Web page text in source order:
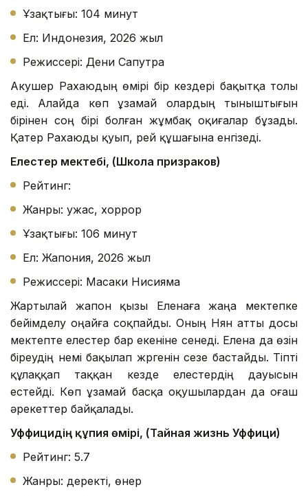
Ұзақтығы: 104 минут
Ел: Индонезия, 2026 жыл
Режиссері: Дени Сапутра
Акушер Рахаюдың өмірі бір кездері бақытқа толы
еді. Алайда көп ұзамай олардың тыныштығын
бірінен соң бірі болған жұмбақ оқиғалар бұзады.
Қатер Рахаюды қуып, үрей құшағына енгізеді.
Елестер мектебі, (Школа призраков)
Рейтинг:
Жанры: ужас, хоррор
Ұзақтығы: 106 минут
Ел: Жапония, 2026 жыл
Режиссері: Масаки Нисияма
Жартылай жапон қызы Еленаға жаңа мектепке
бейімделу оңайға соқпайды. Оның Нян атты досы
мектепте елестер бар екеніне сенеді. Елена да өзін
біреудің үнемі бақылап жүргенін сезе бастайды. Тіпті
құлаққап таққан кезде елестердің дауысын
естейді. Көп ұзамай басқа оқушылардан да оғаш
әрекеттер байқалады.
Уффицидің құпия өмірі, (Тайная жизнь Уффици)
Рейтинг: 5.7
Жанры: деректі, өнер